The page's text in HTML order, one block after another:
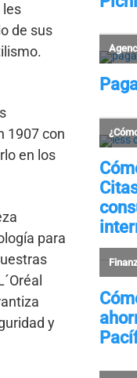
les
de sus
1907 con
en los
para
y